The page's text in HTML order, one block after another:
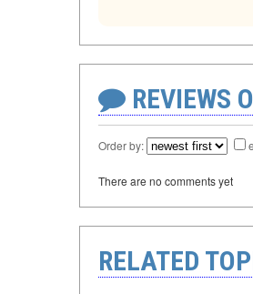
REVIEWS
Order by:
There are no comments yet
RELATED